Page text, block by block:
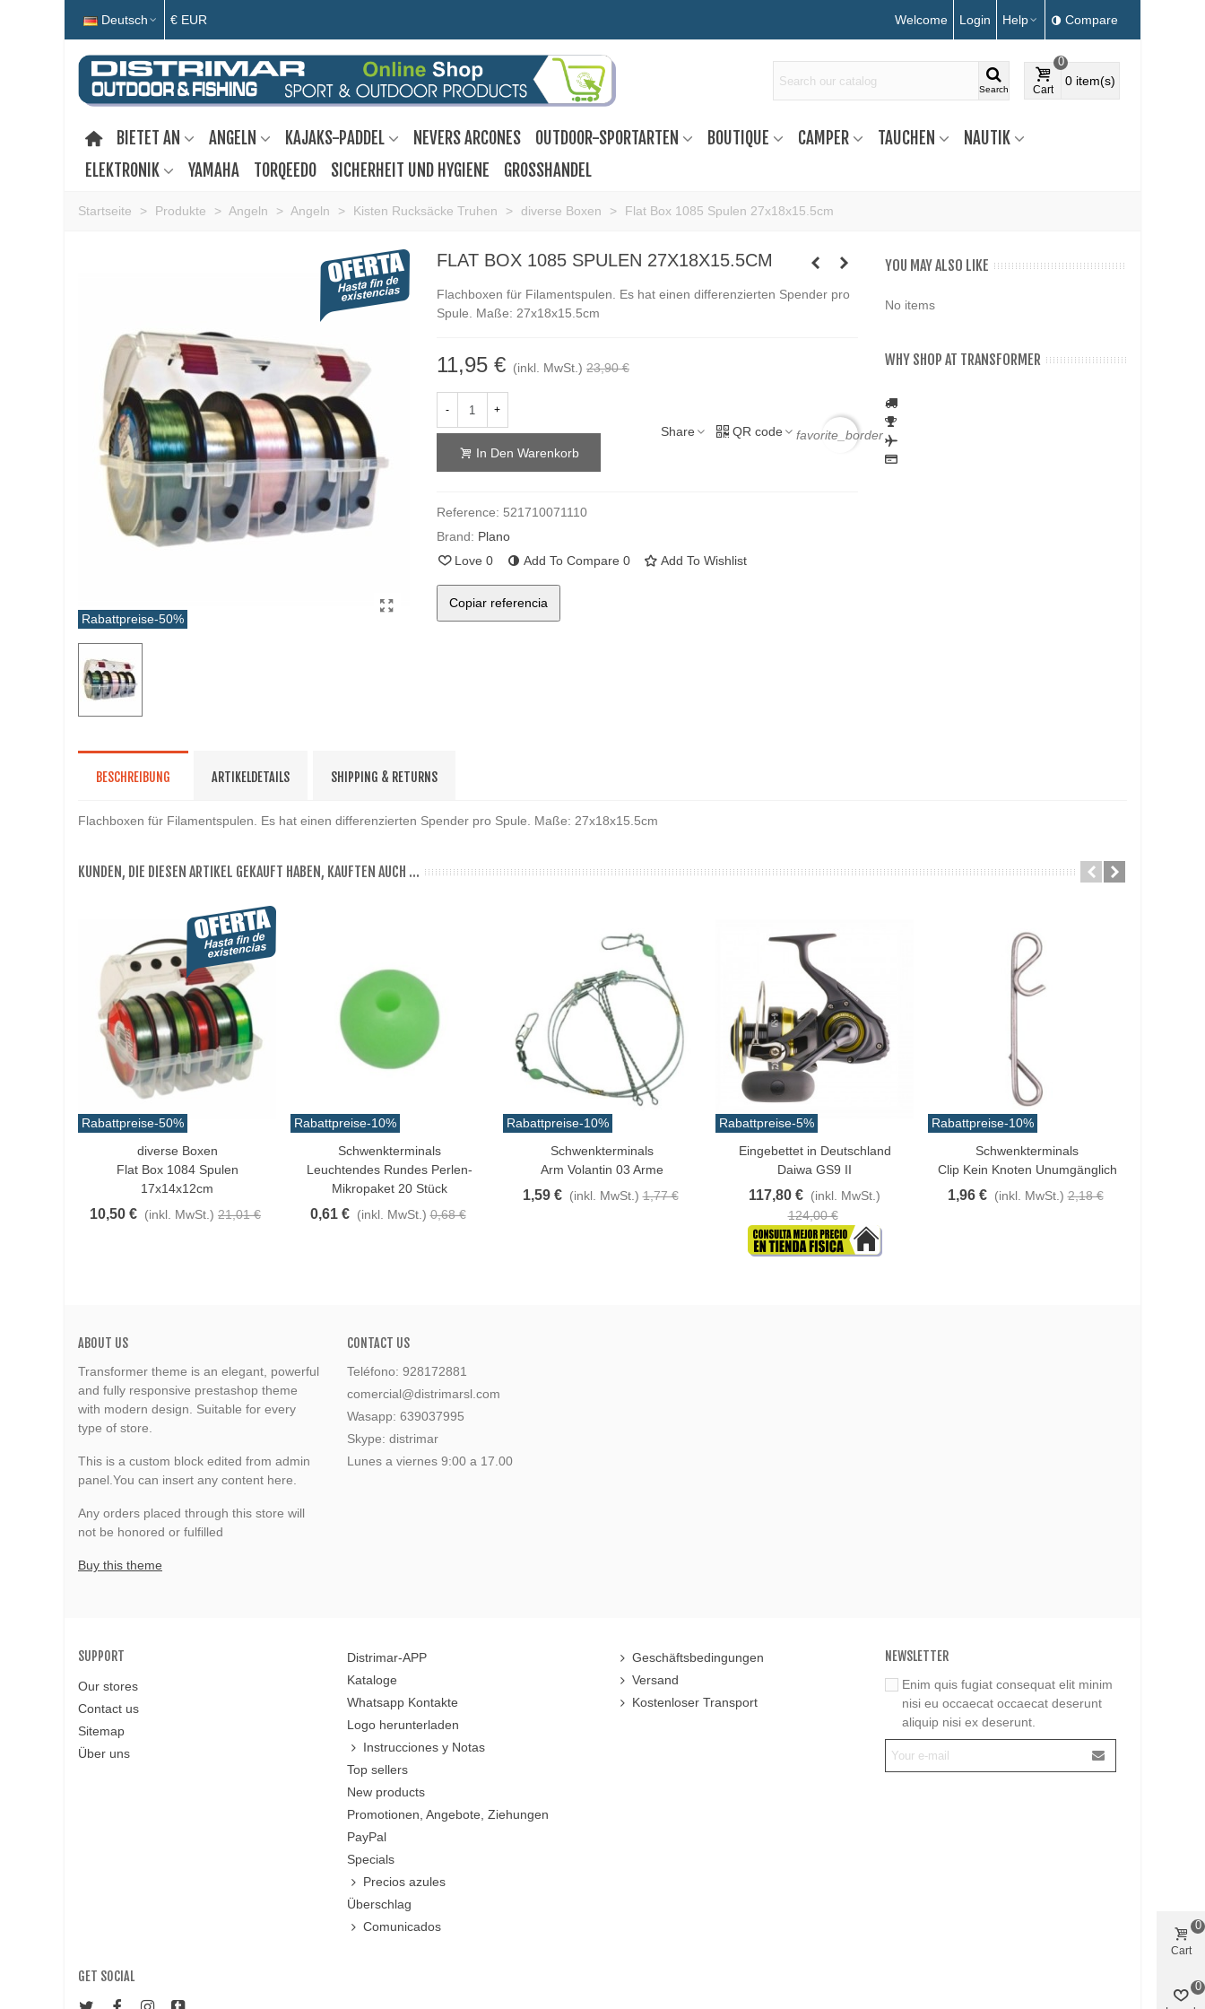
Deutsch € EUR Welcome Login Help Compare
Search Cart
0
0 item(s)
BIETET AN ANGELN KAJAKS-PADDEL NEVERS ARCONES OUTDOOR-SPORTARTEN BOUTIQUE CAMPER TAUCHEN
NAUTIK
ELEKTRONIK
YAMAHA TORQEEDO SICHERHEIT UND HYGIENE GROSSHANDEL
Startseite > Produkte > Angeln > Angeln > Kisten Rucksäcke Truhen > diverse Boxen > Flat Box 1085 Spulen 27x18x15.5cm
Rabattpreise-50%
FLAT BOX 1085 SPULEN 27X18X15.5CM
Flachboxen für Filamentspulen. Es hat einen differenzierten Spender pro
Spule. Maße: 27x18x15.5cm
11,95 € (inkl. MwSt.) 23,90 €
- +
In Den Warenkorb
Share QR code favorite_border
Reference: 521710071110
Brand: Plano
Love 0 Add To Compare 0 Add To Wishlist
Copiar referencia
YOU MAY ALSO LIKE
No items
WHY SHOP AT TRANSFORMER
BESCHREIBUNG ARTIKELDETAILS SHIPPING & RETURNS
Flachboxen für Filamentspulen. Es hat einen differenzierten Spender pro Spule. Maße: 27x18x15.5cm
KUNDEN, DIE DIESEN ARTIKEL GEKAUFT HABEN, KAUFTEN AUCH ...
Rabattpreise-50%
In Den Warenkorb
diverse Boxen
Flat Box 1084 Spulen
17x14x12cm
10,50 € (inkl. MwSt.) 21,01 €
Rabattpreise-10%
Love
Schwenkterminals
Leuchtendes Rundes Perlen-
Mikropaket 20 Stück
0,61 € (inkl. MwSt.) 0,68 €
Rabattpreise-10%
In Den Warenkorb
Schwenkterminals
Arm Volantin 03 Arme
1,59 € (inkl. MwSt.) 1,77 €
Rabattpreise-5%
In Den Warenkorb
Eingebettet in Deutschland
Daiwa GS9 II
117,80 € (inkl. MwSt.)
124,00 €
Rabattpreise-10%
Love
Schwenkterminals
Clip Kein Knoten Unumgänglich
1,96 € (inkl. MwSt.) 2,18 €
ABOUT US
Transformer theme is an elegant, powerful
and fully responsive prestashop theme
with modern design. Suitable for every
type of store.
This is a custom block edited from admin
panel.You can insert any content here.
Any orders placed through this store will
not be honored or fulfilled
Buy this theme
CONTACT US
Teléfono: 928172881
comercial@distrimarsl.com
Wasapp: 639037995
Skype: distrimar
Lunes a viernes 9:00 a 17.00
SUPPORT
Our stores
Contact us
Sitemap
Über uns
Distrimar-APP
Kataloge
Whatsapp Kontakte
Logo herunterladen
Instrucciones y Notas
Top sellers
New products
Promotionen, Angebote, Ziehungen
PayPal
Specials
Precios azules
Überschlag
Comunicados
Geschäftsbedingungen
Versand
Kostenloser Transport
NEWSLETTER
Enim quis fugiat consequat elit minim
nisi eu occaecat occaecat deserunt
aliquip nisi ex deserunt.
GET SOCIAL
Cart
0
0